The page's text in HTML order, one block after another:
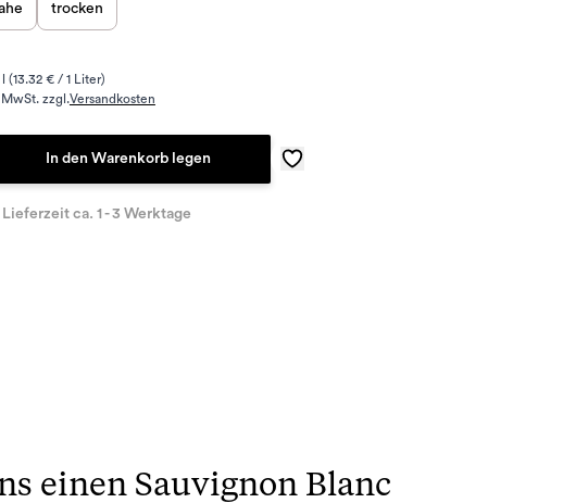
trocken
(13.32 € / 1 Liter)
zzgl.Versandkosten
In den Warenkorb legen
ca. 1 - 3 Werktage
einen Sauvignon Blanc